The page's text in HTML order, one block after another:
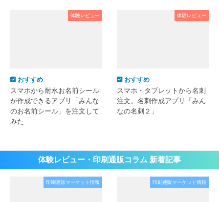
体験レビュー
おすすめ
スマホから耐水お名前シール
が作成できるアプリ「みんな
のお名前シール」を注文して
みた
体験レビュー
おすすめ
スマホ・タブレットから名刺
注文。名刺作成アプリ「みん
なの名刺２」
体験レビュー・印刷通販コラム 新着記事
印刷通販マーケット情報 印刷通販マーケット情報